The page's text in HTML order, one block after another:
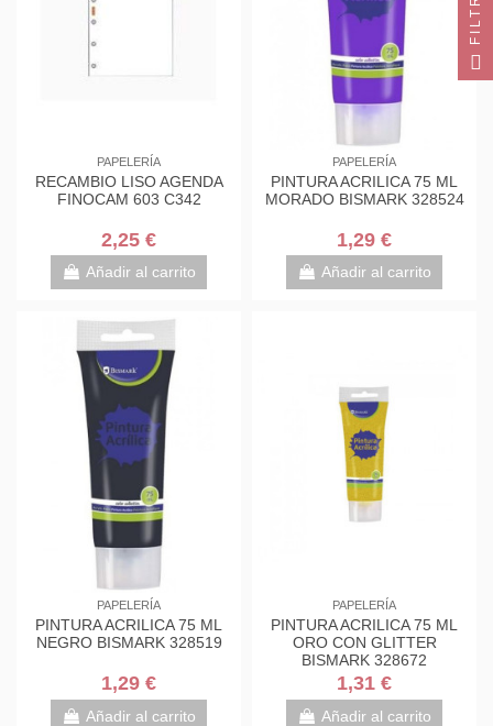
PAPELERÍA
RECAMBIO LISO AGENDA
FINOCAM 603 C342
2,25 €
Añadir al carrito
PAPELERÍA
PINTURA ACRILICA 75 ML
MORADO BISMARK 328524
1,29 €
Añadir al carrito
PAPELERÍA
PINTURA ACRILICA 75 ML
NEGRO BISMARK 328519
1,29 €
Añadir al carrito
PAPELERÍA
PINTURA ACRILICA 75 ML
ORO CON GLITTER
BISMARK 328672
1,31 €
Añadir al carrito